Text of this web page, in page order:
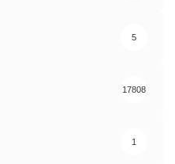
5
17808
1